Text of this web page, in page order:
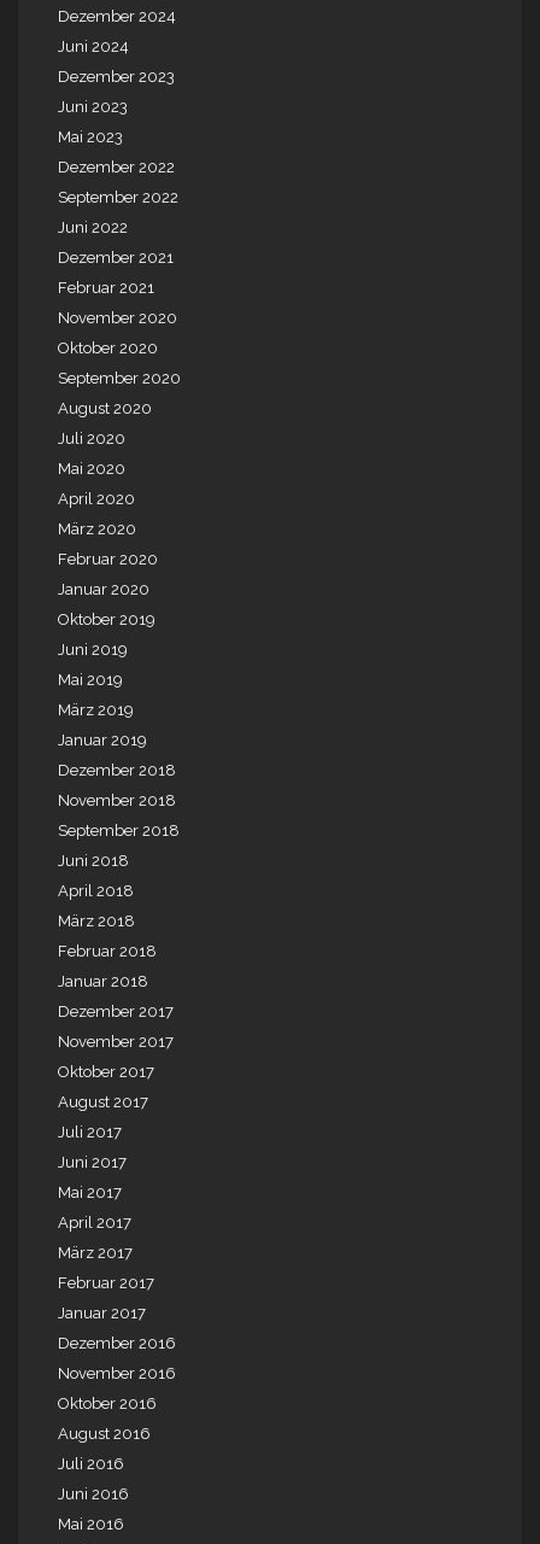
Dezember 2024
Juni 2024
Dezember 2023
Juni 2023
Mai 2023
Dezember 2022
September 2022
Juni 2022
Dezember 2021
Februar 2021
November 2020
Oktober 2020
September 2020
August 2020
Juli 2020
Mai 2020
April 2020
März 2020
Februar 2020
Januar 2020
Oktober 2019
Juni 2019
Mai 2019
März 2019
Januar 2019
Dezember 2018
November 2018
September 2018
Juni 2018
April 2018
März 2018
Februar 2018
Januar 2018
Dezember 2017
November 2017
Oktober 2017
August 2017
Juli 2017
Juni 2017
Mai 2017
April 2017
März 2017
Februar 2017
Januar 2017
Dezember 2016
November 2016
Oktober 2016
August 2016
Juli 2016
Juni 2016
Mai 2016